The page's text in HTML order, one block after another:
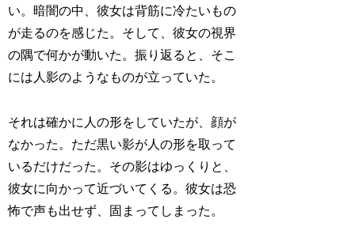
い。暗闇の中、彼女は背筋に冷たいもの
が走るのを感じた。そして、彼女の視界
の隅で何かが動いた。振り返ると、そこ
には人影のようなものが立っていた。
それは確かに人の形をしていたが、顔が
なかった。ただ黒い影が人の形を取って
いるだけだった。その影はゆっくりと、
彼女に向かって近づいてくる。彼女は恐
怖で声も出せず、固まってしまった。